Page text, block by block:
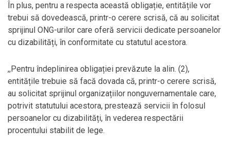
În plus, pentru a respecta această obligație, entitățile vor
trebui să dovedească, printr-o cerere scrisă, că au solicitat
sprijinul ONG-urilor care oferă servicii dedicate persoanelor
cu dizabilități, în conformitate cu statutul acestora.
,,Pentru îndeplinirea obligației prevăzute la alin. (2),
entitățile trebuie să facă dovada că, printr-o cerere scrisă,
au solicitat sprijinul organizațiilor nonguvernamentale care,
potrivit statutului acestora, prestează servicii în folosul
persoanelor cu dizabilități, în vederea respectării
procentului stabilit de lege.